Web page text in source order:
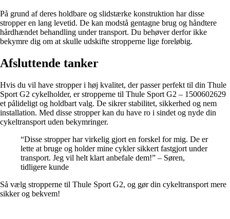
På grund af deres holdbare og slidstærke konstruktion har disse
stropper en lang levetid. De kan modstå gentagne brug og håndtere
hårdhændet behandling under transport. Du behøver derfor ikke
bekymre dig om at skulle udskifte stropperne lige foreløbig.
Afsluttende tanker
Hvis du vil have stropper i høj kvalitet, der passer perfekt til din Thule
Sport G2 cykelholder, er stropperne til Thule Sport G2 – 1500602629
et pålideligt og holdbart valg. De sikrer stabilitet, sikkerhed og nem
installation. Med disse stropper kan du have ro i sindet og nyde din
cykeltransport uden bekymringer.
“Disse stropper har virkelig gjort en forskel for mig. De er
lette at bruge og holder mine cykler sikkert fastgjort under
transport. Jeg vil helt klart anbefale dem!” – Søren,
tidligere kunde
Så vælg stropperne til Thule Sport G2, og gør din cykeltransport mere
sikker og bekvem!